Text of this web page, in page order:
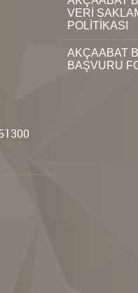
VERİ
POLİTİKASI
AKÇAABAT
BAŞVURU